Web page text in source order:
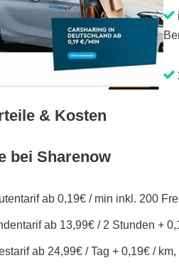
& Kosten
bei Sharenow
ab 0,19€ / min inkl. 200
ab 13,99€ / 2 Stunden +
ab 24,99€ / Tag + 0,19€ /